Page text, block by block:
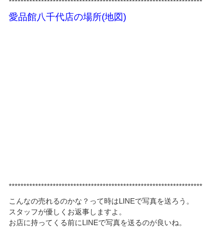
******************************************************************
愛品館八千代店の場所(地図)
******************************************************************
こんなの売れるのかな？って時はLINEで写真を送ろう。
スタッフが優しくお返事しますよ。
お店に持ってくる前にLINEで写真を送るのが良いね。